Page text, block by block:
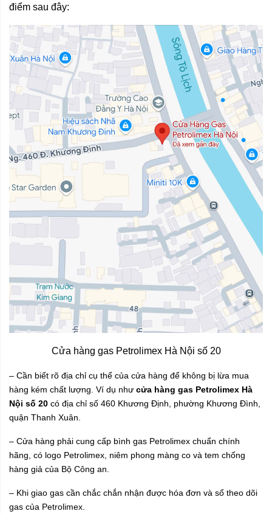
điểm sau đây:
Cửa hàng gas Petrolimex Hà Nội số 20
– Cần biết rõ địa chỉ cụ thể của cửa hàng để không bị lừa mua
hàng kém chất lượng. Ví dụ như cửa hàng gas Petrolimex Hà
Nội số 20 có địa chỉ số 460 Khương Định, phường Khương Đình,
quận Thanh Xuân.
– Cửa hàng phải cung cấp bình gas Petrolimex chuẩn chính
hãng, có logo Petrolimex, niêm phong màng co và tem chống
hàng giả của Bộ Công an.
– Khi giao gas cần chắc chắn nhận được hóa đơn và sổ theo dõi
gas của Petrolimex.